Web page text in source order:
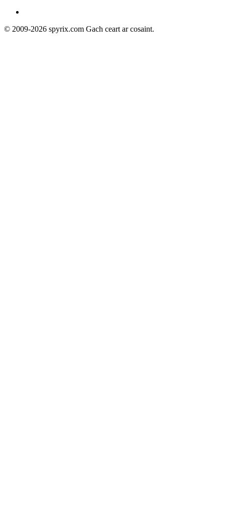
© 2009-2026 spyrix.com Gach ceart ar cosaint.